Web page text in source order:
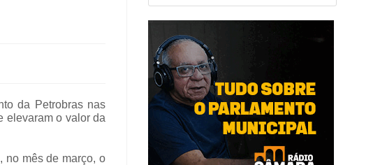
da Petrobras nas
elevaram o valor da
no mês de março, o